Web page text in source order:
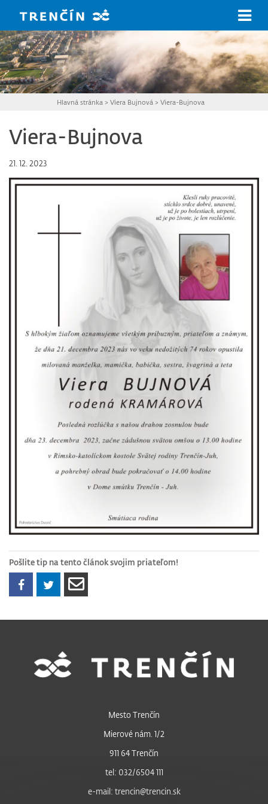
Hlavná stránka > Viera Bujnová > Viera-Bujnova
Viera-Bujnova
21. 12. 2023
Pošlite tip na tento článok svojim priateľom!
Mesto Trenčín
Mierové nám. 1/2
911 64 Trenčín
tel: 032/6504 111
e-mail: trencin@trencin.sk